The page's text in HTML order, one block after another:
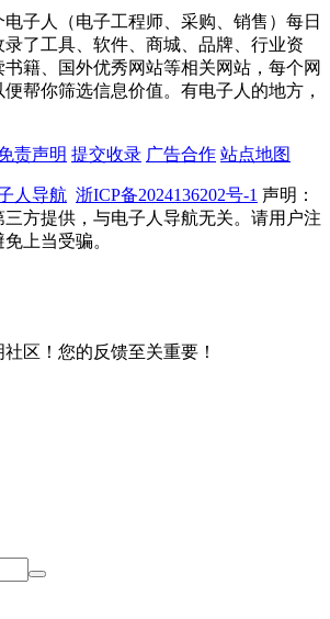
子人（电子工程师、采购、销售）每日
了工具、软件、商城、品牌、行业资
籍、国外优秀网站等相关网站，每个网
帮你筛选信息价值。有电子人的地方，
责声明 提交收录 广告合作 站点地图
人导航 浙ICP备2024136202号-1 声明：
三方提供，与电子人导航无关。请用户注
上当受骗。
区！您的反馈至关重要！